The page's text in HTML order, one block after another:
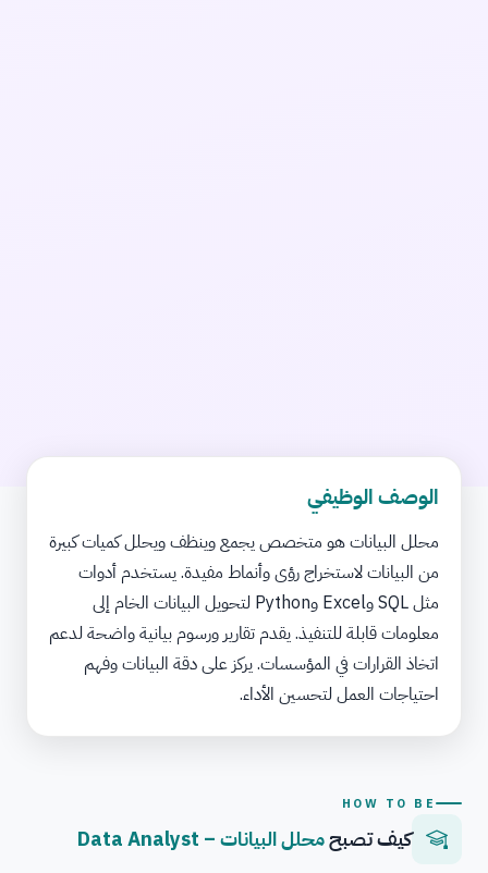
الوصف الوظيفي
محلل البيانات هو متخصص يجمع وينظف ويحلل كميات كبيرة
من البيانات لاستخراج رؤى وأنماط مفيدة. يستخدم أدوات
مثل SQL وExcel وPython لتحويل البيانات الخام إلى
معلومات قابلة للتنفيذ. يقدم تقارير ورسوم بيانية واضحة لدعم
اتخاذ القرارات في المؤسسات. يركز على دقة البيانات وفهم
احتياجات العمل لتحسين الأداء.
HOW TO BE
كيف تصبحمحلل البيانات – Data Analyst